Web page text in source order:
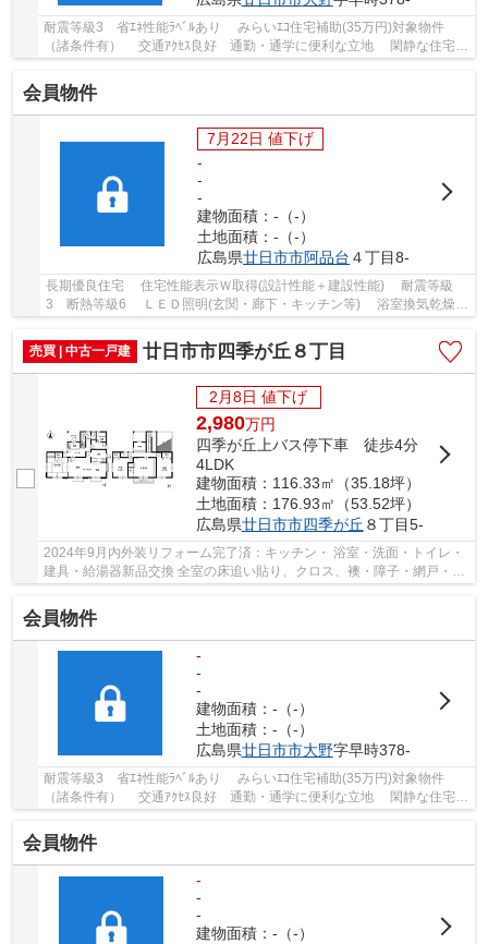
耐震等級3 省ｴﾈ性能ﾗﾍﾞﾙあり みらいｴｺ住宅補助(35万円)対象物件
（諸条件有） 交通ｱｸｾｽ良好 通勤・通学に便利な立地 閑静な住宅
会員物件
7月22日 値下げ
-
-
-
建物面積：-（-）
土地面積：-（-）
広島県廿日市市阿品台 ４丁目8-
長期優良住宅 住宅性能表示Ｗ取得(設計性能＋建設性能) 耐震等級
3 断熱等級6 ＬＥＤ照明(玄関・廊下・キッチン等) 浴室換気乾燥
機 宅配ＢＯＸ完備 定期点検実施
売買 | 中古一戸建
廿日市市四季が丘８丁目
2月8日 値下げ
2,980万円
四季が丘上バス停下車 徒歩4分
4LDK
建物面積：116.33㎡（35.18坪）
土地面積：176.93㎡（53.52坪）
広島県廿日市市四季が丘 ８丁目5-
2024年9月内外装リフォーム完了済：キッチン・ 浴室・洗面・トイレ・
建具・給湯器新品交換 全室の床追い貼り、クロス、襖・障子・網戸・畳
交換、 壁吹付、玄関新品、庭掃除、駐車場、...
会員物件
-
-
-
建物面積：-（-）
土地面積：-（-）
広島県廿日市市大野字早時378-
耐震等級3 省ｴﾈ性能ﾗﾍﾞﾙあり みらいｴｺ住宅補助(35万円)対象物件
（諸条件有） 交通ｱｸｾｽ良好 通勤・通学に便利な立地 閑静な住宅
街 安心のｵｰﾙ電化住宅 ﾙｰﾌﾊﾞﾙｺﾆｰ除外面積：98...
会員物件
-
-
-
建物面積：-（-）